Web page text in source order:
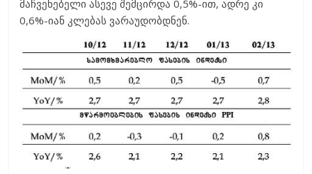
მაჩვენებელი ასევე შემცირდა 0,5%-ით, ადრე კი
0,6%-იან კლებას ვარაუდობდნენ.